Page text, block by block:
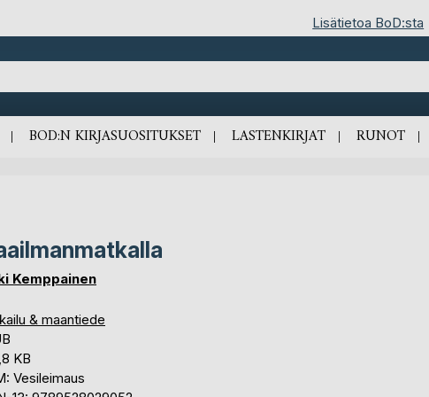
Lisätietoa BoD:sta
BOD:N KIRJASUOSITUKSET LASTENKIRJAT RUNOT
Kemppainen
& maantiede
KB
Vesileimaus